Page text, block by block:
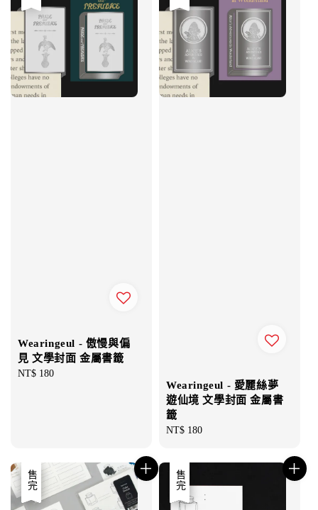
Wearingeul - 傲慢與偏
見 文學封面 金屬書籤
Regular
NT$ 180
Wearingeul - 愛麗絲夢
遊仙境 文學封面 金屬書
籤
Regular
NT$ 180
優惠
售完 優惠
售完